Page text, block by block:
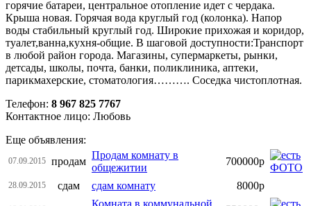
горячие батареи, центральное отопление идет с чердака.
Крыша новая. Горячая вода круглый год (колонка). Напор
воды стабильный круглый год. Широкие прихожая и коридор,
туалет,ванна,кухня-общие. В шаговой доступности:Транспорт
в любой район города. Магазины, супермаркеты, рынки,
детсады, школы, почта, банки, поликлиника, аптеки,
парикмахерские, стоматология………. Соседка чистоплотная.
Телефон: 8 967 825 7767
Контактное лицо: Любовь
Еще объявления:
07.09.2015 продам
Продам комнату в
общежитии
700000р
28.09.2015 сдам сдам комнату 8000р
Комната в коммунальной